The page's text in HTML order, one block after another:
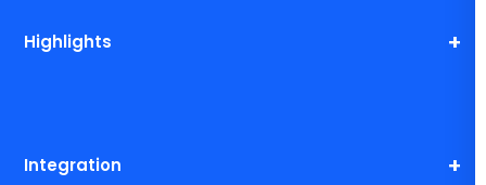
Highlights
Integration